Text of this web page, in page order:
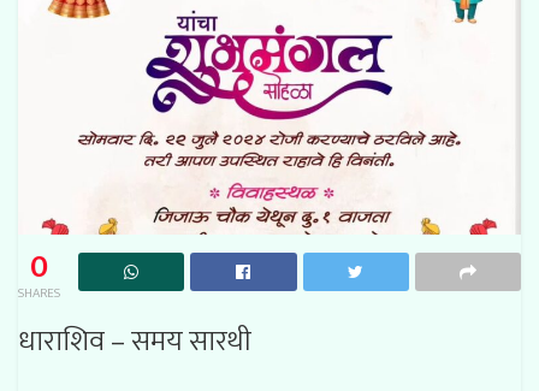
0
SHARES
धाराशिव – समय सारथी